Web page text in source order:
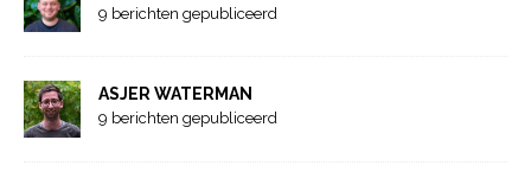
9 berichten gepubliceerd
ASJER WATERMAN
9 berichten gepubliceerd